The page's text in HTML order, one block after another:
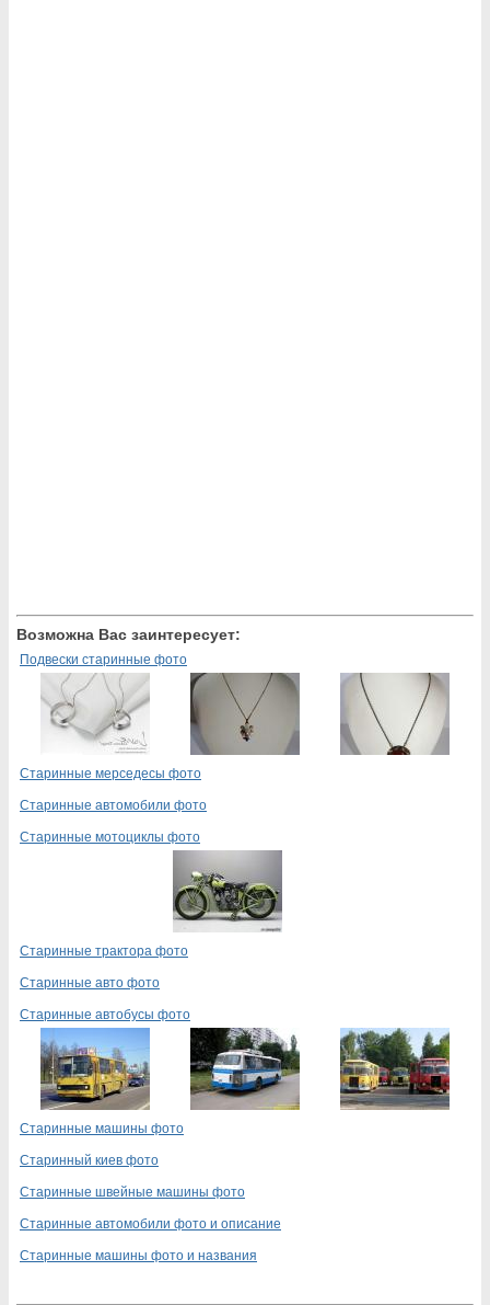
Возможна Вас заинтересует:
Подвески старинные фото
Старинные мерседесы фото
Старинные автомобили фото
Старинные мотоциклы фото
Старинные трактора фото
Старинные авто фото
Старинные автобусы фото
Старинные машины фото
Старинный киев фото
Старинные швейные машины фото
Старинные автомобили фото и описание
Старинные машины фото и названия